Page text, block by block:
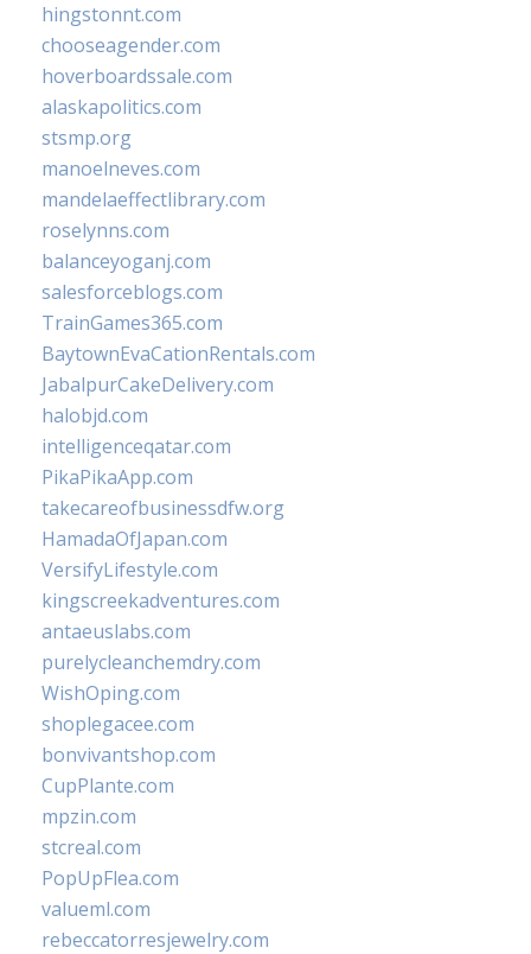
hingstonnt.com
chooseagender.com
hoverboardssale.com
alaskapolitics.com
stsmp.org
manoelneves.com
mandelaeffectlibrary.com
roselynns.com
balanceyoganj.com
salesforceblogs.com
TrainGames365.com
BaytownEvaCationRentals.com
JabalpurCakeDelivery.com
halobjd.com
intelligenceqatar.com
PikaPikaApp.com
takecareofbusinessdfw.org
HamadaOfJapan.com
VersifyLifestyle.com
kingscreekadventures.com
antaeuslabs.com
purelycleanchemdry.com
WishOping.com
shoplegacee.com
bonvivantshop.com
CupPlante.com
mpzin.com
stcreal.com
PopUpFlea.com
valueml.com
rebeccatorresjewelry.com